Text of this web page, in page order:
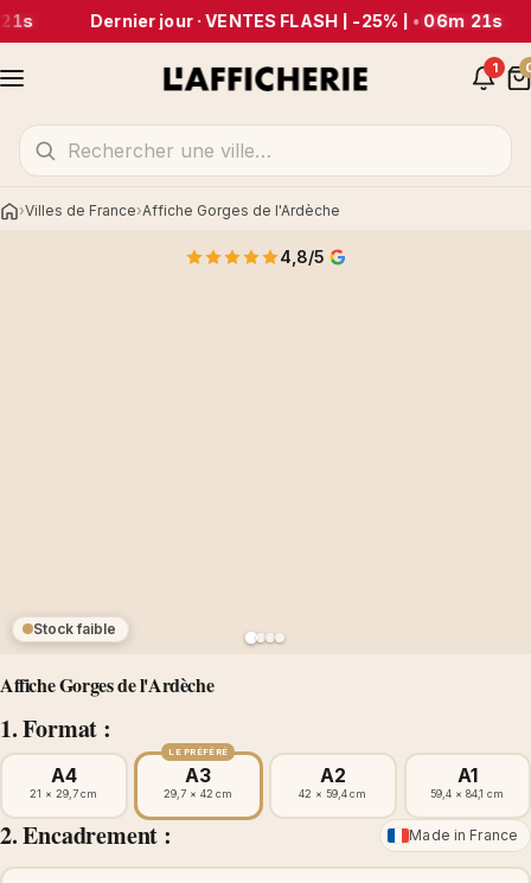
Dernier jour · VENTES FLASH | -25% | • 06m 21s
1
AccueilVilles de France Affiche Gorges de l'Ardèche
Affiche Gorges de l'Ardèche
1. Format :
Stock faible
4,8/5
A4
21 × 29,7 cm
LE PRÉFÉRÉ
A3
29,7 × 42 cm
A2
42 × 59,4 cm
A1
59,4 × 84,1 cm
2. Encadrement : Made in France